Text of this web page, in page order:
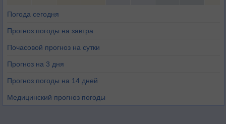
Погода сегодня
Прогноз погоды на завтра
Почасовой прогноз на сутки
Прогноз на 3 дня
Прогноз погоды на 14 дней
Медицинский прогноз погоды